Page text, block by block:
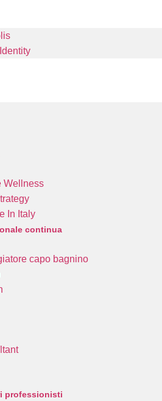
Wellness
In Italy
continua
capo bagnino
professionisti